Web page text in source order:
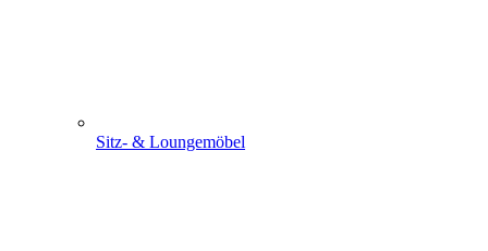
Sitz- & Loungemöbel